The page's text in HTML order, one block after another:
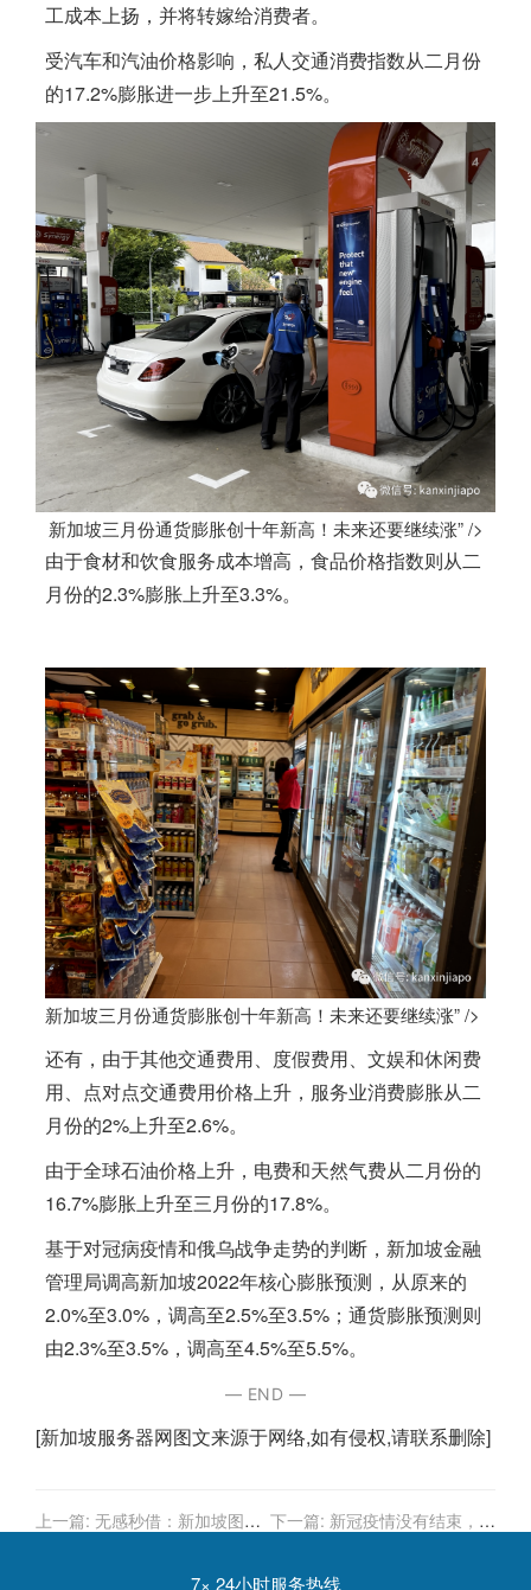
工成本上扬，并将转嫁给消费者。
受汽车和汽油价格影响，私人交通消费指数从二月份
的17.2%膨胀进一步上升至21.5%。
新加坡三月份通货膨胀创十年新高！未来还要继续涨” />
由于食材和饮食服务成本增高，食品价格指数则从二
月份的2.3%膨胀上升至3.3%。
新加坡三月份通货膨胀创十年新高！未来还要继续涨” />
还有，由于其他交通费用、度假费用、文娱和休闲费
用、点对点交通费用价格上升，服务业消费膨胀从二
月份的2%上升至2.6%。
由于全球石油价格上升，电费和天然气费从二月份的
16.7%膨胀上升至三月份的17.8%。
基于对冠病疫情和俄乌战争走势的判断， 新加坡金融
管理局调高新加坡2022年核心膨胀预测，从原来的
2.0%至3.0%，调高至2.5%至3.5%；通货膨胀预测则
由2.3%至3.5%，调高至4.5%至5.5%。
— END —
[新加坡服务器网图文来源于网络,如有侵权,请联系删除]
上一篇: 无感秒借：新加坡图书 下一篇: 新冠疫情没有结束，更
7× 24小时服务热线